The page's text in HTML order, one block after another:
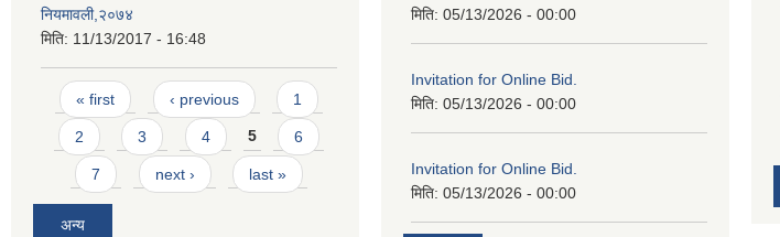
नियमावली,२०७४
मिति: 11/13/2017 - 16:48
Pages
« first ‹ previous 1
2 3 4 5 6
7 next › last »
अन्य
मिति: 05/13/2026 - 00:00
Invitation for Online Bid.
मिति: 05/13/2026 - 00:00
Invitation for Online Bid.
मिति: 05/13/2026 - 00:00